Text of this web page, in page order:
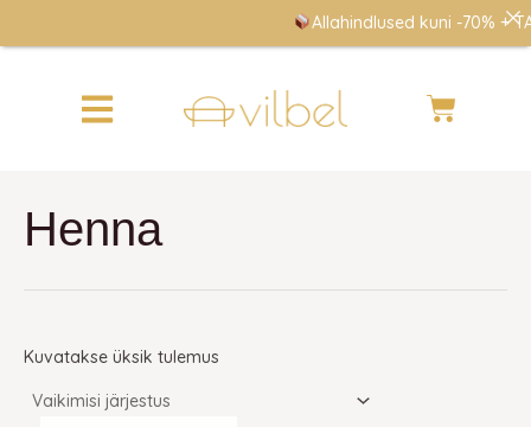
to
Cart
Henna
Kuvatakse üksik tulemus
Allahindlused kuni -70% +